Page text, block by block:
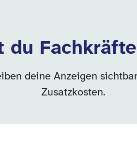
du
deine Anzeigen
Zusatzkosten.